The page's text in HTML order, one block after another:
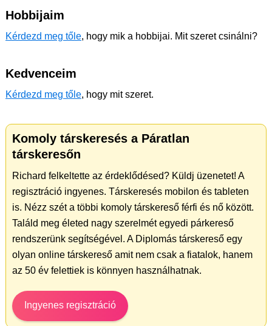
Hobbijaim
Kérdezd meg tőle, hogy mik a hobbijai. Mit szeret csinálni?
Kedvenceim
Kérdezd meg tőle, hogy mit szeret.
Komoly társkeresés a Páratlan
társkeresőn
Richard felkeltette az érdeklődésed? Küldj üzenetet! A
regisztráció ingyenes. Társkeresés mobilon és tableten
is. Nézz szét a többi komoly társkereső férfi és nő között.
Találd meg életed nagy szerelmét egyedi párkereső
rendszerünk segítségével. A Diplomás társkereső egy
olyan online társkereső amit nem csak a fiatalok, hanem
az 50 év felettiek is könnyen használhatnak.
Ingyenes regisztráció